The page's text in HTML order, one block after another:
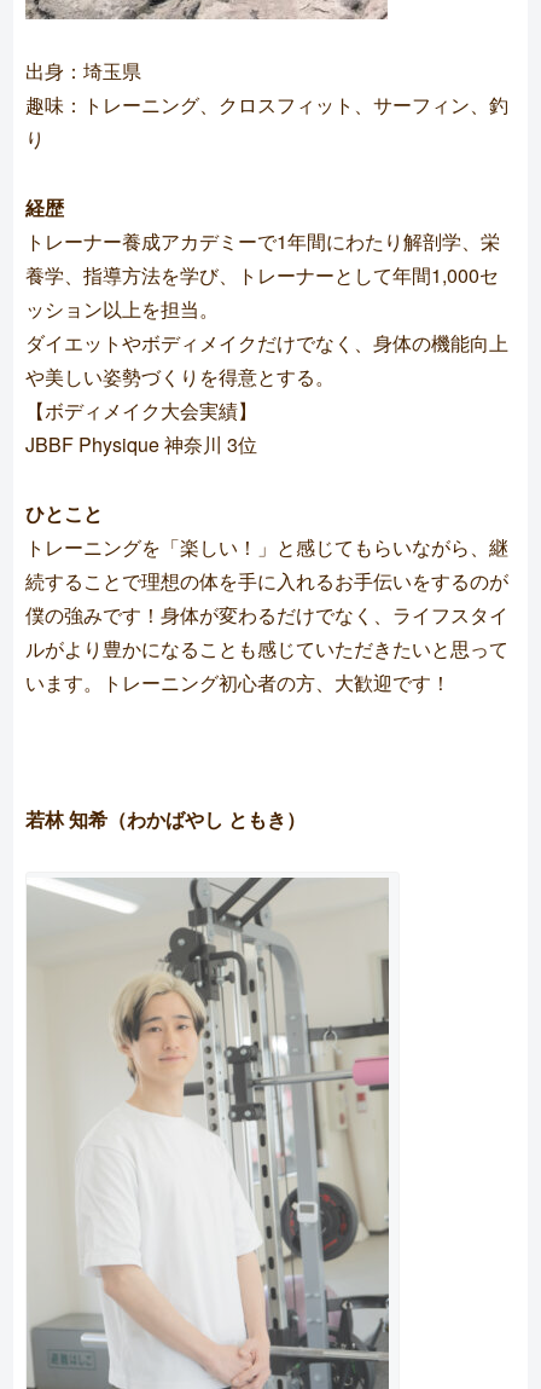
出身：埼玉県
趣味：トレーニング、クロスフィット、サーフィン、釣
り
経歴
トレーナー養成アカデミーで1年間にわたり解剖学、栄
養学、指導方法を学び、トレーナーとして年間1,000セ
ッション以上を担当。
ダイエットやボディメイクだけでなく、身体の機能向上
や美しい姿勢づくりを得意とする。
【ボディメイク大会実績】
JBBF Physique 神奈川 3位
ひとこと
トレーニングを「楽しい！」と感じてもらいながら、継
続することで理想の体を手に入れるお手伝いをするのが
僕の強みです！身体が変わるだけでなく、ライフスタイ
ルがより豊かになることも感じていただきたいと思って
います。トレーニング初心者の方、大歓迎です！
若林 知希（わかばやし ともき）